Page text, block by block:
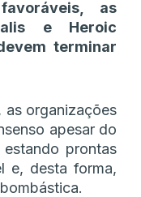
as
e Heroic
terminar
as organizações
apesar do
prontas
e, desta forma,